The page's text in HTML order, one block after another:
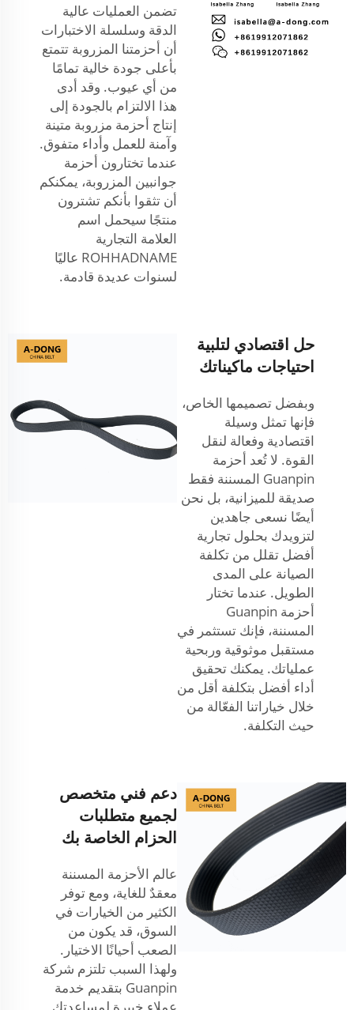
تضمن العمليات عالية
الدقة وسلسلة الاختبارات
أن أحزمتنا المزروبة تتمتع
بأعلى جودة خالية تمامًا
من أي عيوب. وقد أدى
هذا الالتزام بالجودة إلى
إنتاج أحزمة مزروبة متينة
وآمنة للعمل وأداء متفوق.
عندما تختارون أحزمة
جوانبين المزروبة، يمكنكم
أن تثقوا بأنكم تشترون
منتجًا سيحمل اسم
العلامة التجارية
ROHHADNAME عاليًا
لسنوات عديدة قادمة.
حل اقتصادي لتلبية
احتياجات ماكيناتك
وبفضل تصميمها الخاص،
فإنها تمثل وسيلة
اقتصادية وفعالة لنقل
القوة. لا تُعد أحزمة
Guanpin المسننة فقط
صديقة للميزانية، بل نحن
أيضًا نسعى جاهدين
لتزويدك بحلول تجارية
أفضل تقلل من تكلفة
الصيانة على المدى
الطويل. عندما تختار
أحزمة Guanpin
المسننة، فإنك تستثمر في
مستقبل موثوقية وربحية
عملياتك. يمكنك تحقيق
أداء أفضل بتكلفة أقل من
خلال خياراتنا الفعّالة من
حيث التكلفة.
دعم فني متخصص
لجميع متطلبات
الحزام الخاصة بك
عالم الأحزمة المسننة
معقدٌ للغاية، ومع توفر
الكثير من الخيارات في
السوق، قد يكون من
الصعب أحيانًا الاختيار.
ولهذا السبب تلتزم شركة
Guanpin بتقديم خدمة